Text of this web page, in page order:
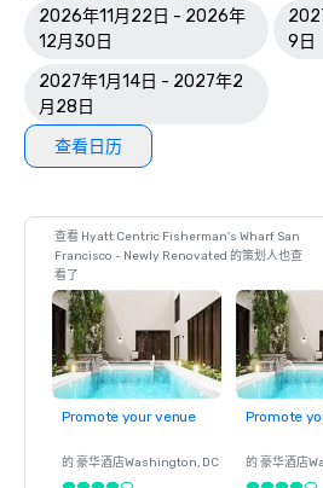
2026年11月22日 - 2026年
12月30日
9日
2027年1月14日 - 2027年2
月28日
查看日历
查看 Hyatt Centric Fisherman's Wharf San
Francisco - Newly Renovated 的策划人也查
看了
Promote your venue
的 豪华酒店Washington, DC
Promote
的 豪华酒店